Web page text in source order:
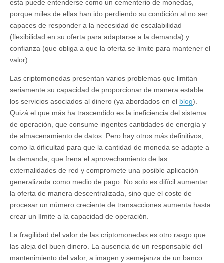
esta puede entenderse como un cementerio de monedas,
porque miles de ellas han ido perdiendo su condición al no ser
capaces de responder a la necesidad de escalabilidad
(flexibilidad en su oferta para adaptarse a la demanda) y
confianza (que obliga a que la oferta se limite para mantener el
valor).
Las criptomonedas presentan varios problemas que limitan
seriamente su capacidad de proporcionar de manera estable
los servicios asociados al dinero (ya abordados en el blog).
Quizá el que más ha trascendido es la ineficiencia del sistema
de operación, que consume ingentes cantidades de energía y
de almacenamiento de datos. Pero hay otros más definitivos,
como la dificultad para que la cantidad de moneda se adapte a
la demanda, que frena el aprovechamiento de las
externalidades de red y compromete una posible aplicación
generalizada como medio de pago. No solo es difícil aumentar
la oferta de manera descentralizada, sino que el coste de
procesar un número creciente de transacciones aumenta hasta
crear un límite a la capacidad de operación.
La fragilidad del valor de las criptomonedas es otro rasgo que
las aleja del buen dinero. La ausencia de un responsable del
mantenimiento del valor, a imagen y semejanza de un banco